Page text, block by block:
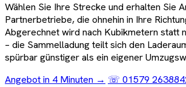
Wählen Sie Ihre Strecke und erhalten Sie
Partnerbetriebe, die ohnehin in Ihre
Abgerechnet wird nach Kubikmetern statt
– die Sammelladung teilt sich den
spürbar günstiger als ein eigener
Angebot in 4 Minuten → ☏ 01579